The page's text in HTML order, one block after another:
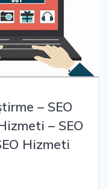
– SEO
– SEO
Hizmeti